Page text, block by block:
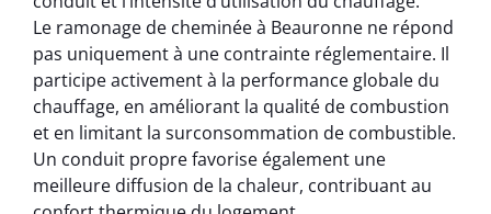
Le ramonage de cheminée à Beauronne ne répond
pas uniquement à une contrainte réglementaire. Il
participe activement à la performance globale du
chauffage, en améliorant la qualité de combustion
et en limitant la surconsommation de combustible.
Un conduit propre favorise également une
meilleure diffusion de la chaleur, contribuant au